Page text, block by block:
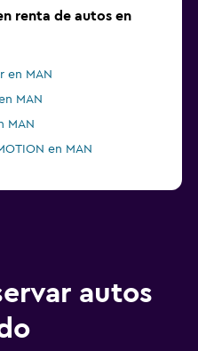
renta de autos en
en MAN
MAN
MAN
en MAN
autos